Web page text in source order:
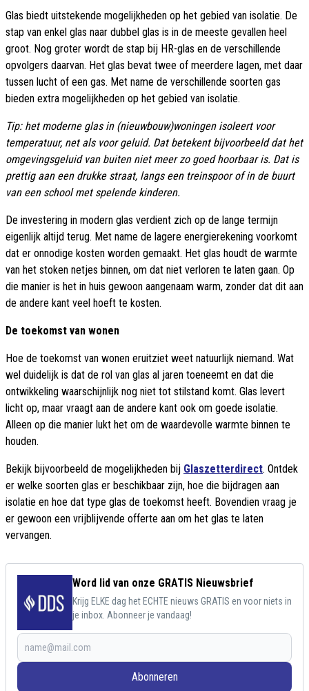
Glas biedt uitstekende mogelijkheden op het gebied van isolatie. De
stap van enkel glas naar dubbel glas is in de meeste gevallen heel
groot. Nog groter wordt de stap bij HR-glas en de verschillende
opvolgers daarvan. Het glas bevat twee of meerdere lagen, met daar
tussen lucht of een gas. Met name de verschillende soorten gas
bieden extra mogelijkheden op het gebied van isolatie.
Tip: het moderne glas in (nieuwbouw)woningen isoleert voor
temperatuur, net als voor geluid. Dat betekent bijvoorbeeld dat het
omgevingsgeluid van buiten niet meer zo goed hoorbaar is. Dat is
prettig aan een drukke straat, langs een treinspoor of in de buurt
van een school met spelende kinderen.
De investering in modern glas verdient zich op de lange termijn
eigenlijk altijd terug. Met name de lagere energierekening voorkomt
dat er onnodige kosten worden gemaakt. Het glas houdt de warmte
van het stoken netjes binnen, om dat niet verloren te laten gaan. Op
die manier is het in huis gewoon aangenaam warm, zonder dat dit aan
de andere kant veel hoeft te kosten.
De toekomst van wonen
Hoe de toekomst van wonen eruitziet weet natuurlijk niemand. Wat
wel duidelijk is dat de rol van glas al jaren toeneemt en dat die
ontwikkeling waarschijnlijk nog niet tot stilstand komt. Glas levert
licht op, maar vraagt aan de andere kant ook om goede isolatie.
Alleen op die manier lukt het om de waardevolle warmte binnen te
houden.
Bekijk bijvoorbeeld de mogelijkheden bij Glaszetterdirect. Ontdek
er welke soorten glas er beschikbaar zijn, hoe die bijdragen aan
isolatie en hoe dat type glas de toekomst heeft. Bovendien vraag je
er gewoon een vrijblijvende offerte aan om het glas te laten
vervangen.
Word lid van onze GRATIS Nieuwsbrief
Krijg ELKE dag het ECHTE nieuws GRATIS en voor niets in
je inbox. Abonneer je vandaag!
Abonneren